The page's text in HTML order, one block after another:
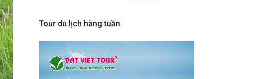
Tour du lịch hàng tuần